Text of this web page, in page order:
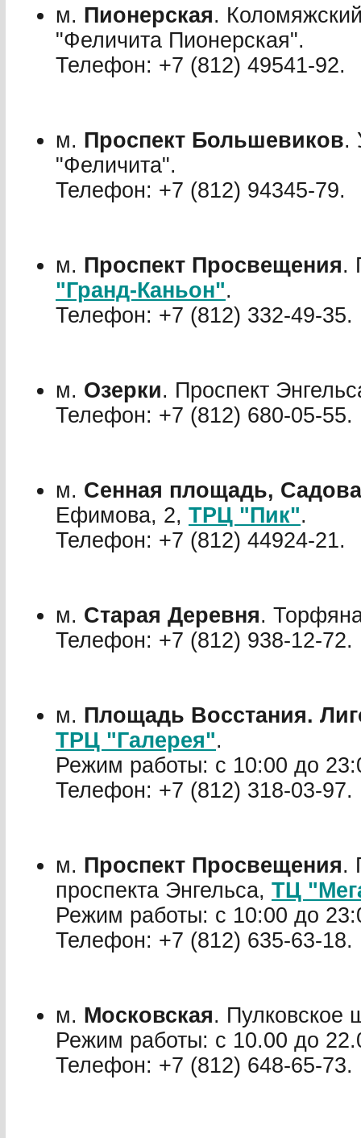
м. Пионерская.
"Феличита Пионерская".
Телефон: +7 (812) 495­41-92.
м. Проспект Большевиков.
"Феличита".
Телефон: +7 (812) 943­45-79.
м. Проспект Просвещения.
"Гранд-Каньон".
Телефон: +7 (812) 332-49-35.
м. Озерки. Проспект
Телефон: +7 (812) 680-05-55.
м. Сенная площадь,
Ефимова, 2, ТРЦ "Пик".
Телефон: +7 (812) 449­24-21.
м. Старая Деревня.
Телефон: +7 (812) 938-12-72.
м. Площадь Восстания.
ТРЦ "Галерея".
Режим работы: с 10:00 до
Телефон: +7 (812) 318-03-97.
м. Проспект Просвещения.
проспекта Энгельса, ТЦ
Режим работы: с 10:00 до
Телефон: +7 (812) 635-63-18.
м. Московская. Пулковское
Режим работы: с 10.00 до
Телефон: +7 (812) 648-65-73.